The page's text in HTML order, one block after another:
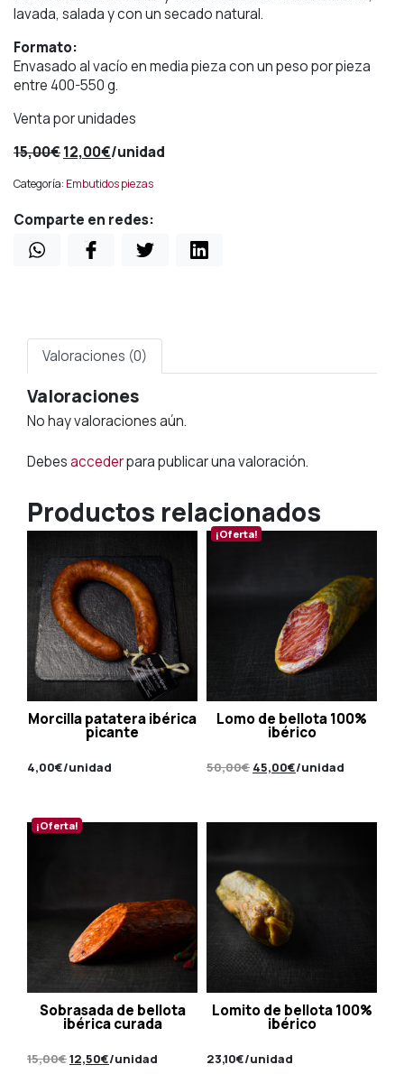
lavada, salada y con un secado natural.
Formato:
Envasado al vacío en media pieza con un peso por pieza
entre 400-550 g.
Venta por unidades
15,00€El
original
15,00€.
12,00€El
actual
12,00€.
/unidad
Categoría: Embutidos piezas
Comparte en redes:
Valoraciones (0)
Valoraciones
No hay valoraciones aún.
Debesaccederpara publicar una valoración.
Productos relacionados
Morcilla patatera ibérica
picante
4,00€/unidad
¡Oferta!
Lomo de bellota 100%
ibérico
50,00€ El
45,00€El
/unidad
¡Oferta!
Sobrasada de bellota
ibérica curada
15,00€El
12,50€El
/unidad
Lomito de bellota 100%
ibérico
23,10€/unidad